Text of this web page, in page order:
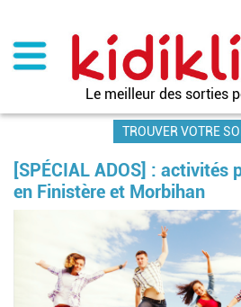
contenu
principal
Le meilleur des sorties
TROUVER VOTRE
[SPÉCIAL ADOS] : activités
en Finistère et Morbihan